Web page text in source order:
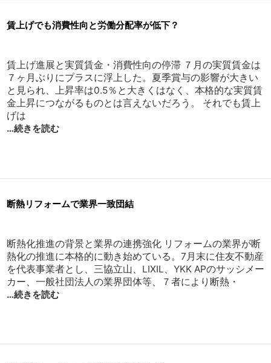
賃上げでも消費性向と労働分配率が低下？
賃上げ進展と実質賃金・消費性向の停滞 ７月の実質賃金は
７ヶ月ぶりにプラスに浮上した。夏季賞与の影響が大きい
と見られ、上昇率は0.5％と大きくはなく、本格的な実質賃
金上昇につながるものとは言えないだろう。 それでも賃上
げは
…続きを読む
断熱リフォームで業界一致団結
断熱化推進の背景と業界の連携強化 リフォームの業界が断
熱化の推進に本格的に動き始めている。7月末に住友不動産
を代表事業者とし、三協立山、LIXIL、YKK APのサッシメー
カー、一般社団法人の業界団体等、７者により断熱・
…続きを読む